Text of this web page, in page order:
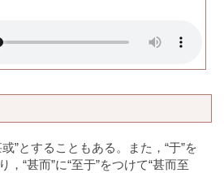
”とすることもある。また，“于”を
，“甚而”に“至于”をつけて“甚而至